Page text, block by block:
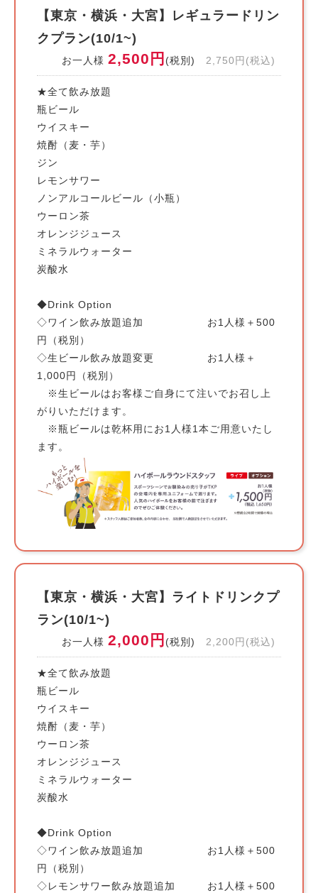
【東京・横浜・大宮】レギュラードリン
クプラン(10/1~)
お一人様 2,500円 (税別) 2,750円(税込)
★全て飲み放題
瓶ビール
ウイスキー
焼酎（麦・芋）
ジン
レモンサワー
ノンアルコールビール（小瓶）
ウーロン茶
オレンジジュース
ミネラルウォーター
炭酸水
◆Drink Option
◇ワイン飲み放題追加 お1人様＋500
円（税別）
◇生ビール飲み放題変更 お1人様＋
1,000円（税別）
※生ビールはお客様ご自身にて注いでお召し上
がりいただけます。
※瓶ビールは乾杯用にお1人様1本ご用意いたし
ます。
【東京・横浜・大宮】ライトドリンクプ
ラン(10/1~)
お一人様 2,000円 (税別) 2,200円(税込)
★全て飲み放題
瓶ビール
ウイスキー
焼酎（麦・芋）
ウーロン茶
オレンジジュース
ミネラルウォーター
炭酸水
◆Drink Option
◇ワイン飲み放題追加 お1人様＋500
円（税別）
◇レモンサワー飲み放題追加 お1人様＋500